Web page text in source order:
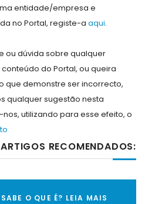
entidade/empresa e
no Portal, registe-a aqui.
ou dúvida sobre qualquer
do Portal, ou queira
que demonstre ser incorrecto,
qualquer sugestão nesta
utilizando para esse efeito, o
ARTIGOS RECOMENDADOS:
O QUE É? LEIA MAIS